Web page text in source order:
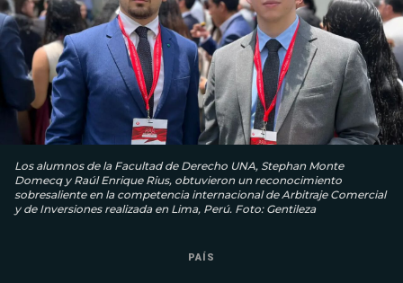
Los alumnos de la Facultad de Derecho UNA, Stephan Monte
Domecq y Raúl Enrique Rius, obtuvieron un reconocimiento
sobresaliente en la competencia internacional de Arbitraje Comercial
y de Inversiones realizada en Lima, Perú. Foto: Gentileza
PAÍS